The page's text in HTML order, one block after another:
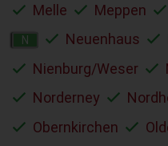
Melle Meppen
N Neuenhaus
Nienburg/Weser
Norderney
Obernkirchen